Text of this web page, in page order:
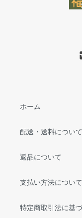
ホーム
配送・送料について
返品について
支払い方法について
特定商取引法に基